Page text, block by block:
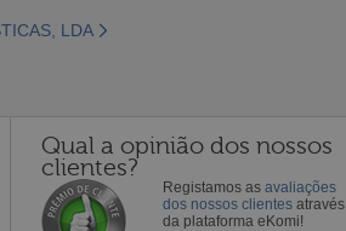
LDA
Qual a opinião dos nossos
clientes?
Registamos as avaliações
dos nossos clientes através
da plataforma eKomi!